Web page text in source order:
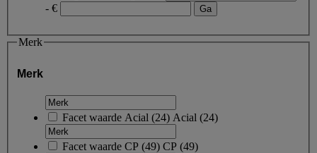
- €
Merk
Merk
Facet waarde Acial (24) Acial (24)
Facet waarde CP (49) CP (49)